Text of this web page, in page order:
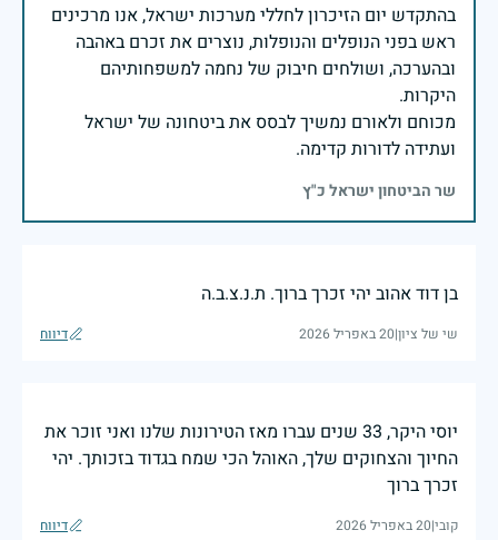
בהתקדש יום הזיכרון לחללי מערכות ישראל, אנו מרכינים
ראש בפני הנופלים והנופלות, נוצרים את זכרם באהבה
ובהערכה, ושולחים חיבוק של נחמה למשפחותיהם
מכוחם ולאורם נמשיך לבסס את ביטחונה של ישראל
ועתידה לדורות קדימה.
שר הביטחון ישראל כ"ץ
בן דוד אהוב יהי זכרך ברוך. ת.נ.צ.ב.ה
שי של ציון|20 באפריל 2026 דיווח
יוסי היקר, 33 שנים עברו מאז הטירונות שלנו ואני זוכר את
החיוך והצחוקים שלך, האוהל הכי שמח בגדוד בזכותך. יהי
זכרך ברוך
קובי|20 באפריל 2026 דיווח